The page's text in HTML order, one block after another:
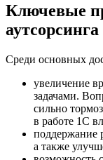
Ключевые
аутсорсинга
Среди основных
увеличение
задачами.
сильно
в работе 1С
поддержание
а также